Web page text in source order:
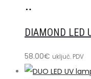
košaricu
DIAMOND LED
58.00€ uključ. PDV